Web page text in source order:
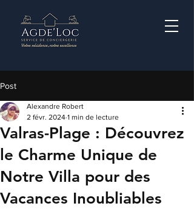
Post
Valras-Plage : Découvrez
le Charme Unique de
Notre Villa pour des
Vacances Inoubliables
Alexandre Robert
2 févr. 2024 1 min de lecture